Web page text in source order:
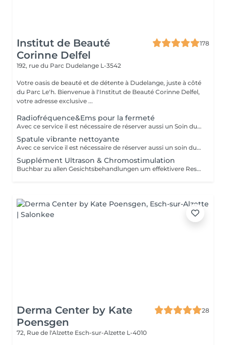
Institut de Beauté
Corinne Delfel
178
192, rue du Parc Dudelange L-3542
Votre oasis de beauté et de détente à Dudelange, juste à côté
du Parc Le'h. Bienvenue à l'Institut de Beauté Corinne Delfel,
votre adresse exclusive ...
Radiofréquence&Ems pour la fermeté
Avec ce service il est nécessaire de réserver aussi un Soin du Visage. Peut être intégré à tous nos soins de visage.
Spatule vibrante nettoyante
Avec ce service il est nécessaire de réserver aussi un soin du visage.
Supplément Ultrason & Chromostimulation
Buchbar zu allen Gesichtsbehandlungen um effektivere Resultate zu erhalten. Nicht ohne Gesichtsbehandlung möglich. Dauer 6-8min
Derma Center by Kate
Poensgen
28
72, Rue de l'Alzette Esch-sur-Alzette L-4010